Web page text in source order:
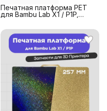
Печатная платформа PET
для Bambu Lab X1 / P1P,